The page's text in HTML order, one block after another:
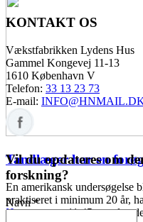
Tandlæger har en
En amerikansk undersøgelse
praktiseret i minimum 20 år,
Høreomsorg 11:45 mandag
KONTAKT OS
Vækstfabrikken Lydens Hus
Gammel Kongevej 11-13
1610 København V
Telefon: 33 13 23 73
E-mail:
Vil du opdateres om
forskning?
Navn *